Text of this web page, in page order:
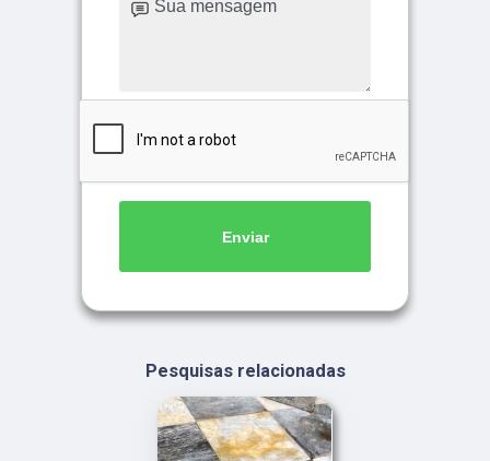
Enviar
Pesquisas relacionadas